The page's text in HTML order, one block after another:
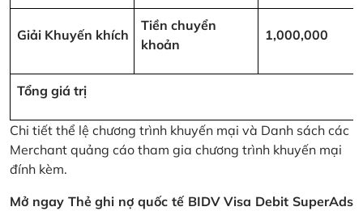
Giải Khuyến khích
Tiền chuyển
khoản
1,000,000
Tổng giá trị
Chi tiết thể lệ chương trình khuyến mại và Danh sách các
Merchant quảng cáo tham gia chương trình khuyến mại
đính kèm.
Mở ngay Thẻ ghi nợ quốc tế BIDV Visa Debit SuperAds